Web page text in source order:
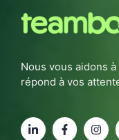
Nous vous aidons
répond à vos